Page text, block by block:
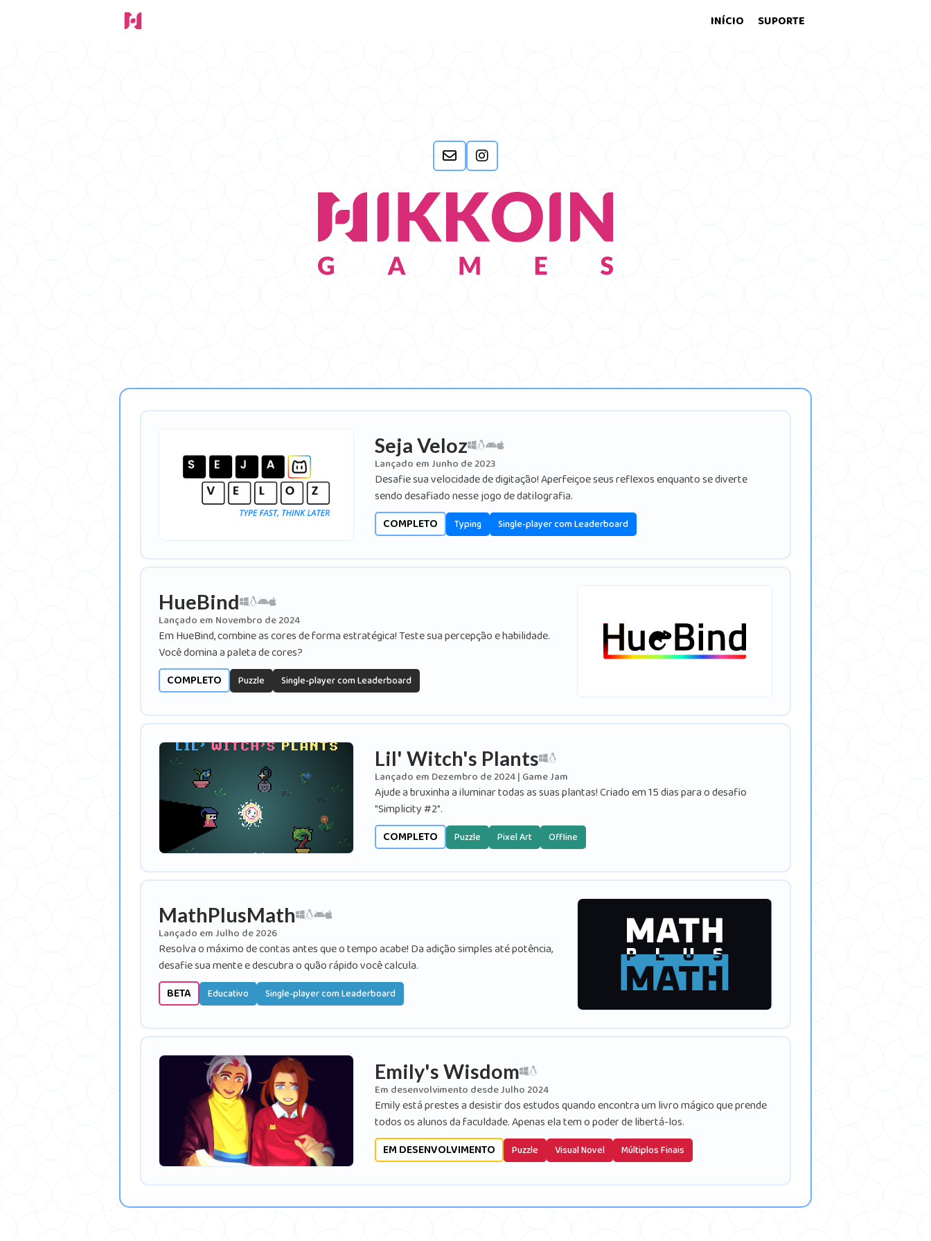
INÍCIO SUPORTE
Seja Veloz
Lançado em Junho de 2023
Desafie sua velocidade de digitação! Aperfeiçoe seus reflexos enquanto se diverte
sendo desafiado nesse jogo de datilografia.
COMPLETO
Typing Single-player com Leaderboard
HueBind
Lançado em Novembro de 2024
Em HueBind, combine as cores de forma estratégica! Teste sua percepção e habilidade.
Você domina a paleta de cores?
COMPLETO
Puzzle Single-player com Leaderboard
Lil' Witch's Plants
Lançado em Dezembro de 2024 | Game Jam
Ajude a bruxinha a iluminar todas as suas plantas! Criado em 15 dias para o desafio
"Simplicity #2".
COMPLETO
Puzzle Pixel Art Offline
MathPlusMath
Lançado em Julho de 2026
Resolva o máximo de contas antes que o tempo acabe! Da adição simples até potência,
desafie sua mente e descubra o quão rápido você calcula.
BETA
Educativo Single-player com Leaderboard
Emily's Wisdom
Em desenvolvimento desde Julho 2024
Emily está prestes a desistir dos estudos quando encontra um livro mágico que prende
todos os alunos da faculdade. Apenas ela tem o poder de libertá-los.
EM DESENVOLVIMENTO
Puzzle Visual Novel Múltiplos Finais